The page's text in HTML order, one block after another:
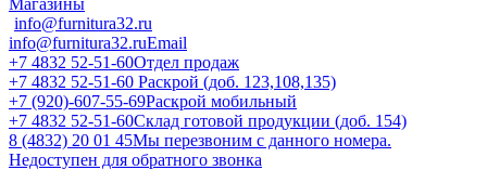
Магазины
info@furnitura32.ru
info@furnitura32.ruEmail
+7 4832 52-51-60Отдел продаж
+7 4832 52-51-60 Раскрой (доб. 123,108,135)
+7 (920)-607-55-69Раскрой мобильный
+7 4832 52-51-60Склад готовой продукции (доб. 154)
8 (4832) 20 01 45Мы перезвоним с данного номера.
Недоступен для обратного звонка